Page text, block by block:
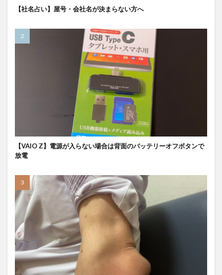
【社名占い】屋号・会社名が決まらない方へ
【VAIO Z】電源が入らない場合は背面のバッテリーオフボタンで
放電